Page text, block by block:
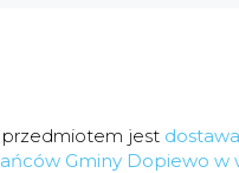
przedmiotem jest
Gminy Dopiewo w